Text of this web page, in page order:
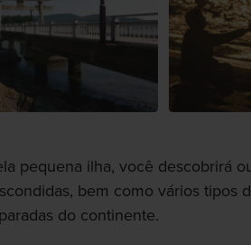
pequena ilha, você descobrirá
bem como vários tipos
do continente.